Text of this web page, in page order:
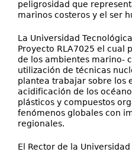
peligrosidad que
marinos costeros y el ser
La Universidad
Proyecto RLA7025 el cual
de los ambientes marino-
utilización de técnicas
plantea trabajar sobre los
acidificación de los
plásticos y compuestos
fenómenos globales con
regionales.
El Rector de la